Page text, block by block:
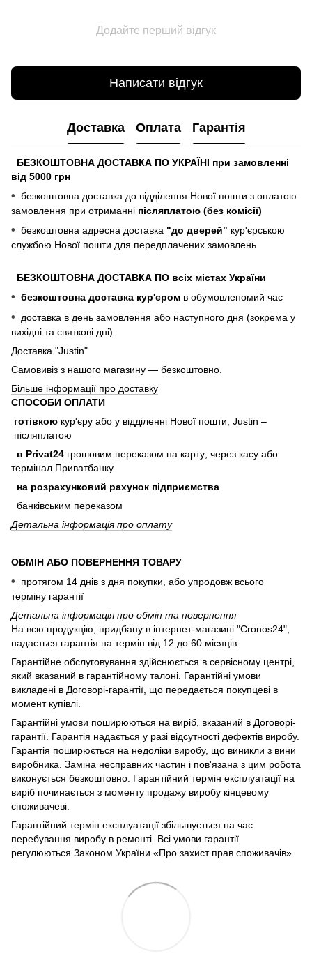
Додайте перший відгук
Написати відгук
Доставка Оплата Гарантія
БЕЗКОШТОВНА ДОСТАВКА ПО УКРАЇНІ при замовленні
від 5000 грн
• безкоштовна доставка до відділення Нової пошти з оплатою
замовлення при отриманні післяплатою (без комісії)
• безкоштовна адресна доставка "до дверей" кур'єрською
службою Нової пошти для передплачених замовлень
БЕЗКОШТОВНА ДОСТАВКА ПО всіх містах України
• безкоштовна доставка кур'єром в обумовленомий час
• доставка в день замовлення або наступного дня (зокрема у
вихідні та святкові дні).
Доставка "Justin"
Самовивіз з нашого магазину — безкоштовно.
Більше інформації про доставку
СПОСОБИ ОПЛАТИ
готівкою кур'єру або у відділенні Нової пошти, Justin –
післяплатою
в Privat24 грошовим переказом на карту; через касу або
термінал Приватбанку
на розрахунковий рахунок підприємства
банківським переказом
Детальна інформація про оплату
ОБМІН АБО ПОВЕРНЕННЯ ТОВАРУ
• протягом 14 днів з дня покупки, або упродовж всього
терміну гарантії
Детальна інформація про обмін та повернення
На всю продукцію, придбану в інтернет-магазині "Cronos24",
надається гарантія на термін від 12 до 60 місяців.
Гарантійне обслуговування здійснюється в сервісному центрі,
який вказаний в гарантійному талоні. Гарантійні умови
викладені в Договорі-гарантії, що передається покупцеві в
момент купівлі.
Гарантійні умови поширюються на виріб, вказаний в Договорі-
гарантії. Гарантія надається у разі відсутності дефектів виробу.
Гарантія поширюється на недоліки виробу, що виникли з вини
виробника. Заміна несправних частин і пов'язана з цим робота
виконується безкоштовно. Гарантійний термін експлуатації на
виріб починається з моменту продажу виробу кінцевому
споживачеві.
Гарантійний термін експлуатації збільшується на час
перебування виробу в ремонті. Всі умови гарантії
регулюються Законом України «Про захист прав споживачів».